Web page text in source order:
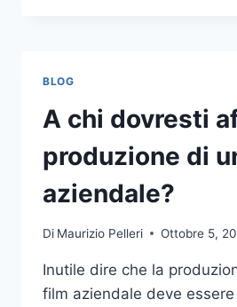
NELLE
SCOMMESSE
SPORTIVE
ONLINE
BLOG
A chi dovresti
produzione di
aziendale?
Di Maurizio Pelleri Ottobre 5,
Inutile dire che la
film aziendale deve